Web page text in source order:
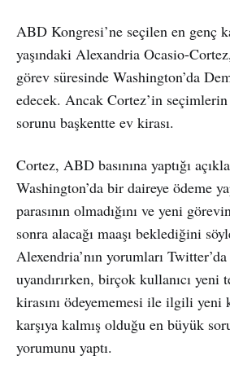
ABD Kongresi’ne seçilen en genç
yaşındaki Alexandria Ocasio-
görev süresinde Washington’da
edecek. Ancak Cortez’in
sorunu başkentte ev kirası.
Cortez, ABD basınına yaptığı
Washington’da bir daireye ödeme
parasının olmadığını ve yeni
sonra alacağı maaşı beklediğini
Alexendria’nın yorumları
uyandırırken, birçok kullanıcı
kirasını ödeyememesi ile ilgili yeni
karşıya kalmış olduğu en büyük
yorumunu yaptı.